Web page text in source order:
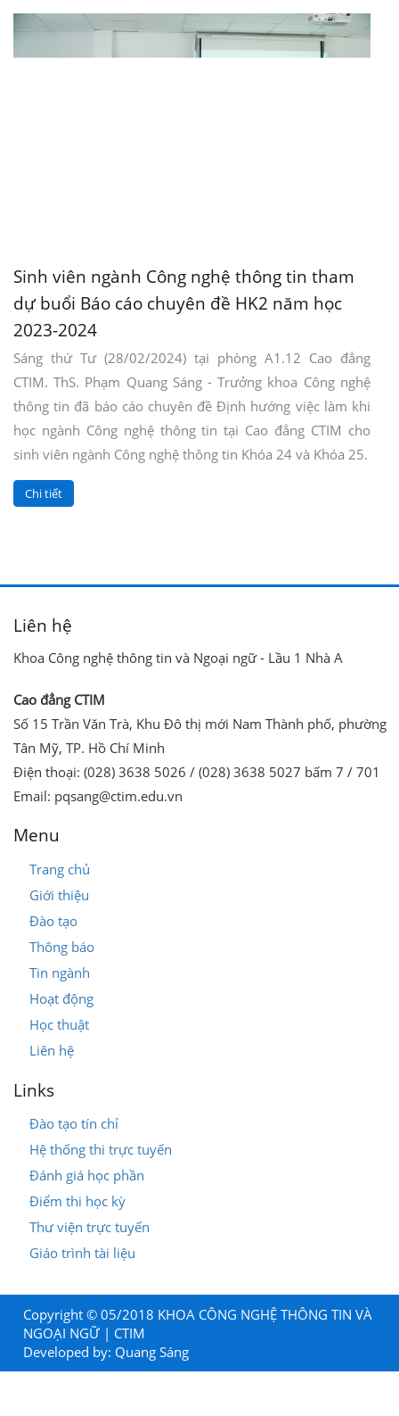
Sinh viên ngành Công nghệ thông tin tham
dự buổi Báo cáo chuyên đề HK2 năm học
2023-2024
Sáng thứ Tư (28/02/2024) tại phòng A1.12 Cao đẳng
CTIM. ThS. Phạm Quang Sáng - Trưởng khoa Công nghệ
thông tin đã báo cáo chuyên đề Định hướng việc làm khi
học ngành Công nghệ thông tin tại Cao đẳng CTIM cho
sinh viên ngành Công nghệ thông tin Khóa 24 và Khóa 25.
Chi tiết
Liên hệ
Khoa Công nghệ thông tin và Ngoại ngữ - Lầu 1 Nhà A
Cao đẳng CTIM
Số 15 Trần Văn Trà, Khu Đô thị mới Nam Thành phố, phường
Tân Mỹ, TP. Hồ Chí Minh
Điện thoại: (028) 3638 5026 / (028) 3638 5027 bấm 7 / 701
Email: pqsang@ctim.edu.vn
Menu
Trang chủ
Giới thiệu
Đào tạo
Thông báo
Tin ngành
Hoạt động
Học thuật
Liên hệ
Links
Đào tạo tín chỉ
Hệ thống thi trực tuyến
Đánh giá học phần
Điểm thi học kỳ
Thư viện trực tuyến
Giáo trình tài liệu
Copyright © 05/2018 KHOA CÔNG NGHỆ THÔNG TIN VÀ
NGOẠI NGỮ | CTIM
Developed by: Quang Sáng